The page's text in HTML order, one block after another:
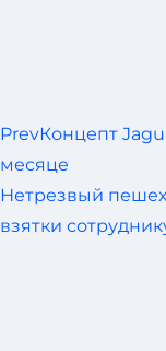
PrevКонцепт
месяце
Нетрезвый
взятки